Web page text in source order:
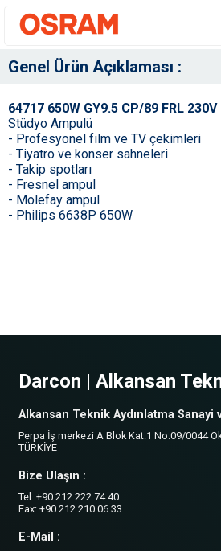
Genel Ürün Açıklaması :
64717 650W GY9.5 CP/89 FRL
Stüdyo Ampulü
- Profesyonel film ve TV çekimleri
- Tiyatro ve konser sahneleri
- Takip spotları
- Fresnel ampul
- Molefay ampul
- Philips 6638P 650W
Darcon | Alkansan
Alkansan Teknik Aydınlatma Sanayi
Perpa İş merkezi A Blok Kat:1 No:09/0044
TÜRKİYE
Bize Ulaşın :
Tel: +90 212 222 74 40
Fax: +90 212 210 06 33
E-Mail :